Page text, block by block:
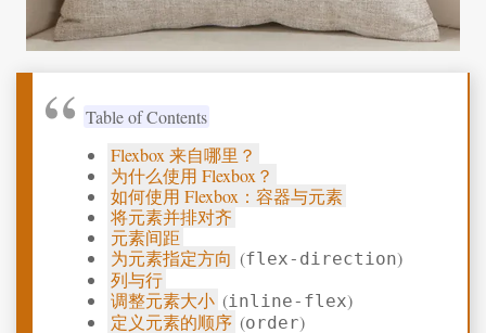
Table of Contents
Flexbox 来自哪里？
为什么使用 Flexbox？
如何使用 Flexbox：容器与元素
将元素并排对齐
元素间距
为元素指定方向 (flex-direction)
列与行
调整元素大小 (inline-flex)
定义元素的顺序 (order)